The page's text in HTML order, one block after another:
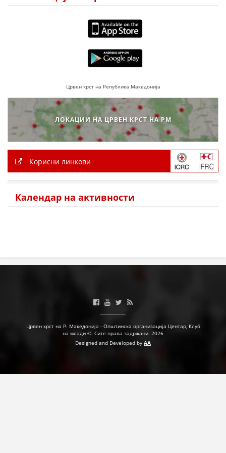
ДЕЈСТВУВАЊЕ
ПРИРАЧНИЦИ
СТРАТЕГИИ
ЕДУКАТИВНО ИНФОРМАТИВНИ МАТЕРИЈАЛИ
БРОШУРИ
ПОСТЕРИ
Црвен крст на Република Македонија
ЛОКАЦИИ НА ЦРВЕН КРСТ НА РМ
Корисни линкови
Календар на активности
Црвен крст на Р. Македонија - Општинска организација Центар, Клуб
на млади ©. Сите права задржани. 2026
Designed and Developed by AA